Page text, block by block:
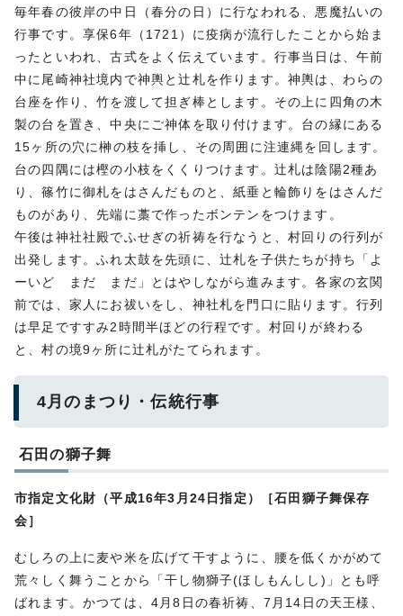
毎年春の彼岸の中日（春分の日）に行なわれる、悪魔払いの
行事です。享保6年（1721）に疫病が流行したことから始ま
ったといわれ、古式をよく伝えています。行事当日は、午前
中に尾崎神社境内で神輿と辻札を作ります。神輿は、わらの
台座を作り、竹を渡して担ぎ棒とします。その上に四角の木
製の台を置き、中央にご神体を取り付けます。台の縁にある
15ヶ所の穴に榊の枝を挿し、その周囲に注連縄を回します。
台の四隅には樫の小枝をくくりつけます。辻札は陰陽2種あ
り、篠竹に御札をはさんだものと、紙垂と輪飾りをはさんだ
ものがあり、先端に藁で作ったボンテンをつけます。
午後は神社社殿でふせぎの祈祷を行なうと、村回りの行列が
出発します。ふれ太鼓を先頭に、辻札を子供たちが持ち「よ
ーいど まだ まだ」とはやしながら進みます。各家の玄関
前では、家人にお祓いをし、神社札を門口に貼ります。行列
は早足ですすみ2時間半ほどの行程です。村回りが終わる
と、村の境9ヶ所に辻札がたてられます。
4月のまつり・伝統行事
石田の獅子舞
市指定文化財（平成16年3月24日指定）［石田獅子舞保存
会］
むしろの上に麦や米を広げて干すように、腰を低くかがめて
荒々しく舞うことから「干し物獅子(ほしもんしし)」とも呼
ばれます。かつては、4月8日の春祈祷、7月14日の天王様、